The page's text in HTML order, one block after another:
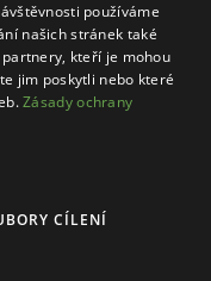
používáme
našich stránek také
kteří je mohou
jim poskytli nebo které
Zásady ochrany
CÍLENÍ